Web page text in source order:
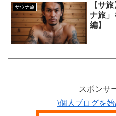
サウナ旅
【サ
ナ旅」
編】
スポンサ
\個人ブログを